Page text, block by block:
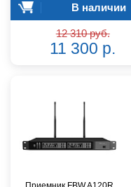
В наличии
12 310 руб.
11 300 р.